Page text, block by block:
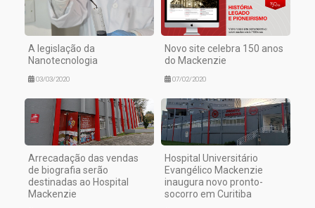
A legislação da
Nanotecnologia
03/03/2020
Novo site celebra 150 anos
do Mackenzie
07/02/2020
Arrecadação das vendas
de biografia serão
destinadas ao Hospital
Mackenzie
Hospital Universitário
Evangélico Mackenzie
inaugura novo pronto-
socorro em Curitiba